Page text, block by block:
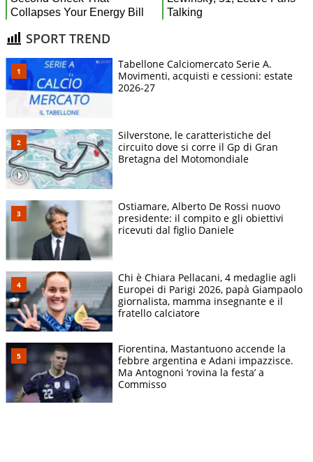
SPORT TREND
Tabellone Calciomercato Serie A.
Movimenti, acquisti e cessioni: estate
2026-27
Silverstone, le caratteristiche del
circuito dove si corre il Gp di Gran
Bretagna del Motomondiale
Ostiamare, Alberto De Rossi nuovo
presidente: il compito e gli obiettivi
ricevuti dal figlio Daniele
Chi è Chiara Pellacani, 4 medaglie agli
Europei di Parigi 2026, papà Giampaolo
giornalista, mamma insegnante e il
fratello calciatore
Fiorentina, Mastantuono accende la
febbre argentina e Adani impazzisce.
Ma Antognoni ‘rovina la festa’ a
Commisso